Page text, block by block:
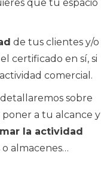
que tu espacio
de tus clientes y/o
certificado en sí, si
comercial.
sobre
a tu alcance y
la actividad
almacenes…